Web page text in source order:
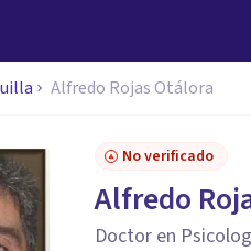
Alfredo Rojas Otálora
No verificado
Alfredo
Doctor en